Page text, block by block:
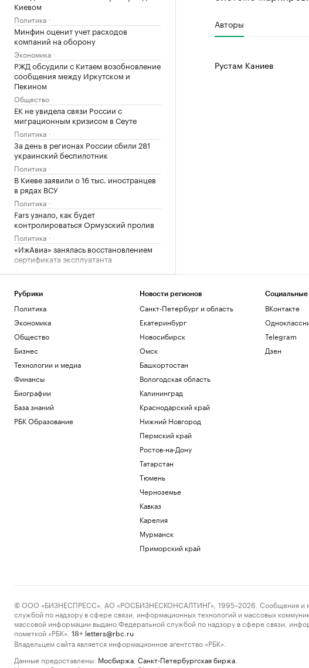
Киевом
Политика
Минфин оценит учет расходов
компаний на оборону
Экономика
РЖД обсудили с Китаем возобновление
сообщения между Иркутском и
Пекином
Общество
ЕК не увидела связи России с
миграционным кризисом в Сеуте
Политика
За день в регионах России сбили 281
украинский беспилотник
Политика
В Киеве заявили о 16 тыс. иностранцев
в рядах ВСУ
Политика
Fars узнало, как будет
контролироваться Ормузский пролив
Политика
«ИжАвиа» занялась восстановлением
сертификата эксплуатанта
Общество
демонстративно «заигрывает» с
Украиной
Авторы
Рустам Каниев
Рубрики
Политика
Экономика
Общество
Бизнес
Технологии и медиа
Финансы
Биографии
База знаний
РБК Образование
Новости регионов
Санкт-Петербург и область
Екатеринбург
Новосибирск
Омск
Башкортостан
Вологодская область
Калининград
Краснодарский край
Нижний Новгород
Пермский край
Ростов-на-Дону
Татарстан
Тюмень
Черноземье
Кавказ
Карелия
Мурманск
Приморский край
Социальные
ВКонтакте
Telegram
Дзен
© ООО «БИЗНЕСПРЕСС», АО «РОСБИЗНЕСКОНСАЛТИНГ», 1995–2026. Сообщения и
службой по надзору в сфере связи, информационных технологий и массовых
массовой информации выдано Федеральной службой по надзору в сфере связи,
пометкой «РБК».
18+ letters@rbc.ru
Владельцем сайта является информационное агентство «РБК».
Данные предоставлены: Мосбиржа Санкт-Петербургская биржа